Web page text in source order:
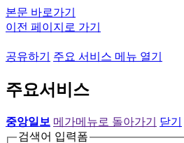
본문 바로가기
이전 페이지로 가기
공유하기 주요 서비스 메뉴 열기
주요서비스
중앙일보 메가메뉴로 돌아가기
닫기
검색어 입력폼